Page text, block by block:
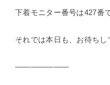
下着モニター番号は427番
それでは本日も、お待ち
———————